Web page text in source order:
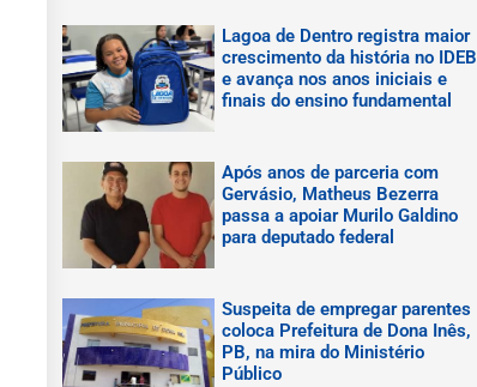
Lagoa de Dentro registra maior
crescimento da história no IDEB
e avança nos anos iniciais e
finais do ensino fundamental
Após anos de parceria com
Gervásio, Matheus Bezerra
passa a apoiar Murilo Galdino
para deputado federal
Suspeita de empregar parentes
coloca Prefeitura de Dona Inês,
PB, na mira do Ministério
Público